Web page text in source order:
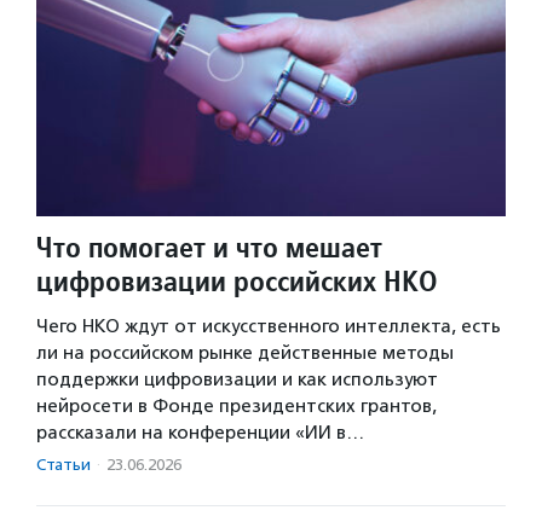
Что помогает и что мешает
цифровизации российских НКО
Чего НКО ждут от искусственного интеллекта, есть
ли на российском рынке действенные методы
поддержки цифровизации и как используют
нейросети в Фонде президентских грантов,
рассказали на конференции «ИИ в…
Статьи · 23.06.2026